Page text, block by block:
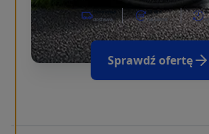
dostawa
30 dni
na zwrot
w
Sprawdź ofertę